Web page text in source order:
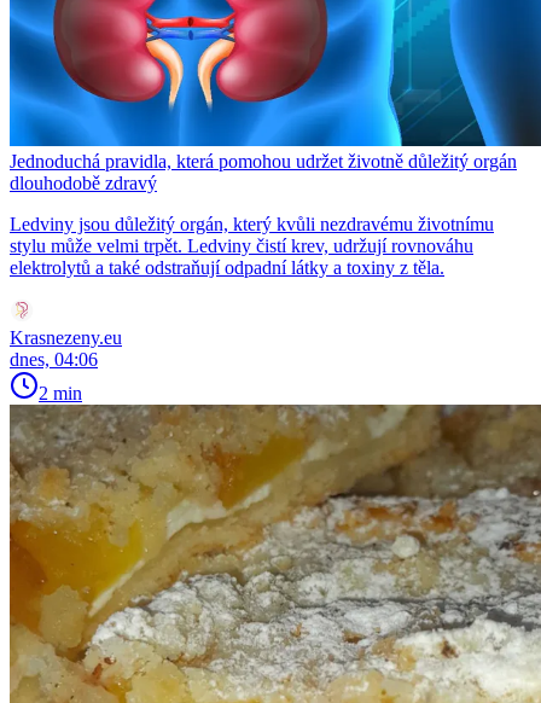
Jednoduchá pravidla, která pomohou udržet životně důležitý orgán
dlouhodobě zdravý
Ledviny jsou důležitý orgán, který kvůli nezdravému životnímu
stylu může velmi trpět. Ledviny čistí krev, udržují rovnováhu
elektrolytů a také odstraňují odpadní látky a toxiny z těla.
Krasnezeny.eu
dnes, 04:06
2 min